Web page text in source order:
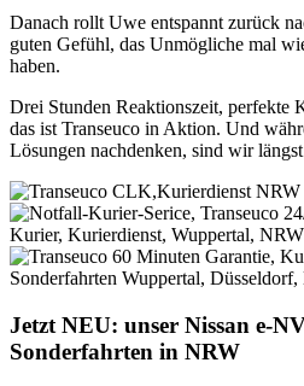
Danach rollt Uwe entspannt zurück
guten Gefühl, das Unmögliche mal
haben.
Drei Stunden Reaktionszeit, perfekte
das ist Transeuco in Aktion. Und
Lösungen nachdenken, sind wir
Jetzt NEU: unser Nissan e-
Sonderfahrten in NRW